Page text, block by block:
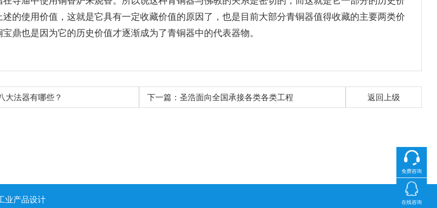
的使用价值，这就是它具有一定收藏价值的原因了，也是目前大部分青铜器值得收藏的主要两类价
鼎也是因为它的历史价值才逐渐成为了青铜器中的代表器物。
大法器有哪些？ 下一篇：圣浩面向全国承接各类各类工程 返回上级
业产品设计
免费咨询
在线咨询